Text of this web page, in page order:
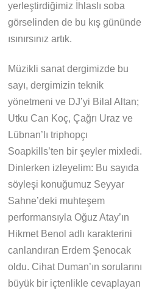
yerleştirdiğimiz İhlaslı soba
görselinden de bu kış gününde
ısınırsınız artık.
Müzikli sanat dergimizde bu
sayı, dergimizin teknik
yönetmeni ve DJ’yi Bilal Altan;
Utku Can Koç, Çağrı Uraz ve
Lübnan’lı triphopçı
Soapkills’ten bir şeyler mixledi.
Dinlerken izleyelim: Bu sayıda
söyleşi konuğumuz Seyyar
Sahne’deki muhteşem
performansıyla Oğuz Atay’ın
Hikmet Benol adlı karakterini
canlandıran Erdem Şenocak
oldu. Cihat Duman’ın sorularını
büyük bir içtenlikle cevaplayan